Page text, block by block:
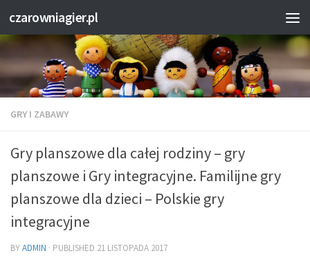
czarowniagier.pl
GRY I ZABAWY
Gry planszowe dla całej rodziny – gry
planszowe i Gry integracyjne. Familijne gry
planszowe dla dzieci – Polskie gry
integracyjne
BYADMIN · PUBLISHED 21 LISTOPADA 2017